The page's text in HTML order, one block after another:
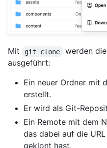
Mit git clone
werden
ausgeführt:
Ein neuer Ordner mit
erstellt.
Er wird als Git-
Ein Remote mit dem
das dabei auf die
geklont hast.